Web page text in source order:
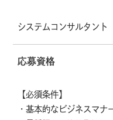
システムコンサルタント
応募資格
【必須条件】
・基本的なビジネスマナ